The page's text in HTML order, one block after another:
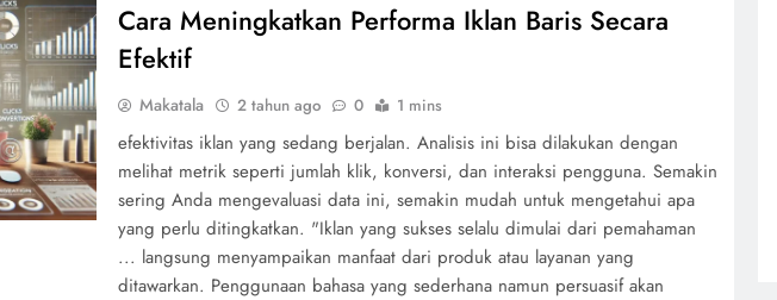
Cara Meningkatkan Performa Iklan Baris Secara
Efektif
Makatala 2 tahun ago 0 1 mins
efektivitas iklan yang sedang berjalan. Analisis ini bisa dilakukan dengan
melihat metrik seperti jumlah klik, konversi, dan interaksi pengguna. Semakin
sering Anda mengevaluasi data ini, semakin mudah untuk mengetahui apa
yang perlu ditingkatkan. "Iklan yang sukses selalu dimulai dari pemahaman
... langsung menyampaikan manfaat dari produk atau layanan yang
ditawarkan. Penggunaan bahasa yang sederhana namun persuasif akan